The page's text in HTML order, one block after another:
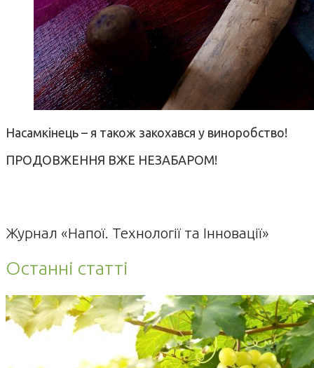
Насамкінець – я також закохався у виноробство!
ПРОДОВЖЕННЯ ВЖЕ НЕЗАБАРОМ!
Журнал «Напої. Технології та Інновації»
Останні статті